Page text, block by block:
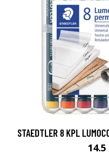
STAEDTLER 8 KPL
14.5